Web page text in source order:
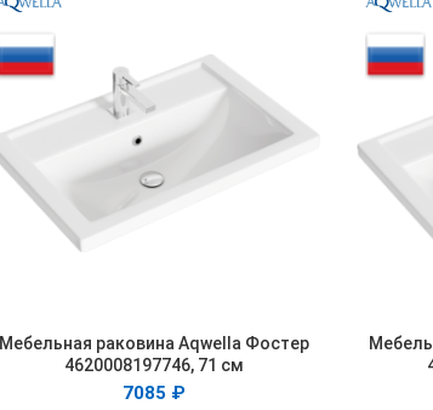
В КОРЗИНУ
Мебельная раковина Aqwella Фостер
4620008197746, 71 см
7085 ₽